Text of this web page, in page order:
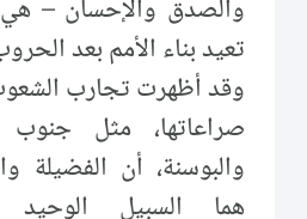
والصدق والإحسان – هي
تعيد بناء الأمم بعد
وقد أظهرت تجارب
صراعاتها، مثل جنوب
والبوسنة، أن الفضيلة
هما السبيل الوحيد